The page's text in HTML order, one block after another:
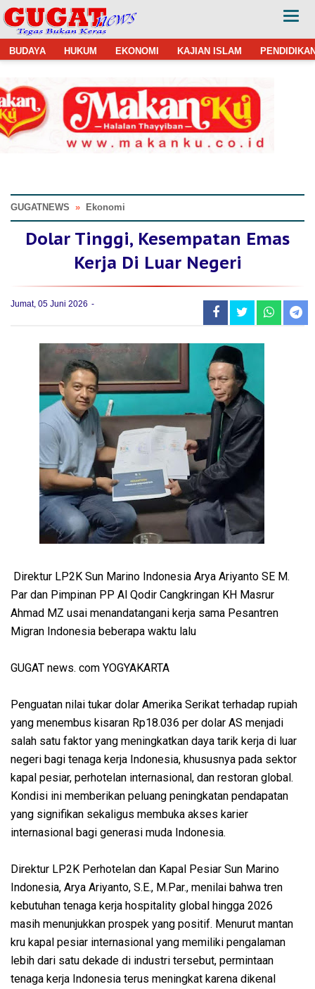
BUDAYA HUKUM EKONOMI KAJIAN ISLAM
GUGATNEWS » Ekonomi
Dolar Tinggi, Kesempatan Emas
Kerja Di Luar Negeri
Jumat, 05 Juni 2026
Direktur LP2K Sun Marino Indonesia Arya Ariyanto SE M.
Par dan Pimpinan PP Al Qodir Cangkringan KH Masrur
Ahmad MZ usai menandatangani kerja sama Pesantren
Migran Indonesia beberapa waktu lalu
GUGAT news. com YOGYAKARTA
Penguatan nilai tukar dolar Amerika Serikat terhadap rupiah
yang menembus kisaran Rp18.036 per dolar AS menjadi
salah satu faktor yang meningkatkan daya tarik kerja di luar
negeri bagi tenaga kerja Indonesia, khususnya pada sektor
kapal pesiar, perhotelan internasional, dan restoran global.
Kondisi ini memberikan peluang peningkatan pendapatan
yang signifikan sekaligus membuka akses karier
internasional bagi generasi muda Indonesia.
Direktur LP2K Perhotelan dan Kapal Pesiar Sun Marino
Indonesia, Arya Ariyanto, S.E., M.Par., menilai bahwa tren
kebutuhan tenaga kerja hospitality global hingga 2026
masih menunjukkan prospek yang positif. Menurut mantan
kru kapal pesiar internasional yang memiliki pengalaman
lebih dari satu dekade di industri tersebut, permintaan
tenaga kerja Indonesia terus meningkat karena dikenal